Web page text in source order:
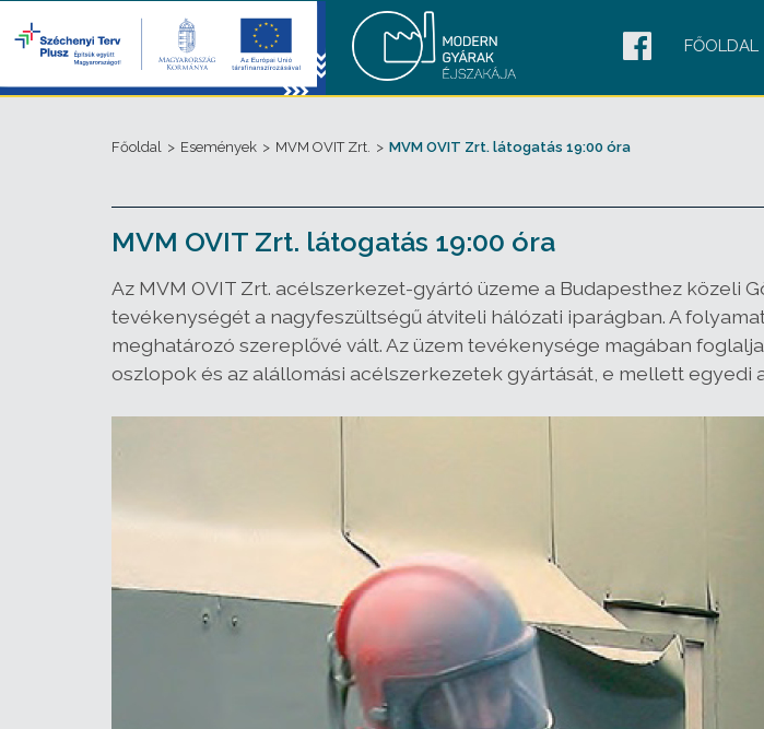
FŐOLDAL
Főoldal > Események > MVM OVIT Zrt. > MVM OVIT Zrt. látogatás 19:00 óra
MVM OVIT Zrt. látogatás 19:00 óra
Az MVM OVIT Zrt. acélszerkezet-gyártó üzeme a Budapesthez közeli
tevékenységét a nagyfeszültségű átviteli hálózati iparágban. A
meghatározó szereplővé vált. Az üzem tevékenysége magában
oszlopok és az alállomási acélszerkezetek gyártását, e mellett egyedi